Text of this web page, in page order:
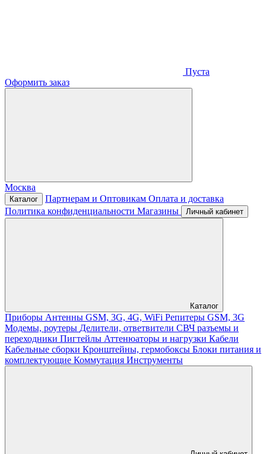
Пуста
Оформить заказ
Москва
Каталог Партнерам и Оптовикам Оплата и доставка
Политика конфиденциальности Магазины Личный кабинет
Каталог
Приборы Антенны GSM, 3G, 4G, WiFi Репитеры GSM, 3G
Модемы, роутеры Делители, ответвители СВЧ разъемы и
переходники Пигтейлы Аттенюаторы и нагрузки Кабели
Кабельные сборки Кронштейны, гермобоксы Блоки питания и
комплектующие Коммутация Инструменты